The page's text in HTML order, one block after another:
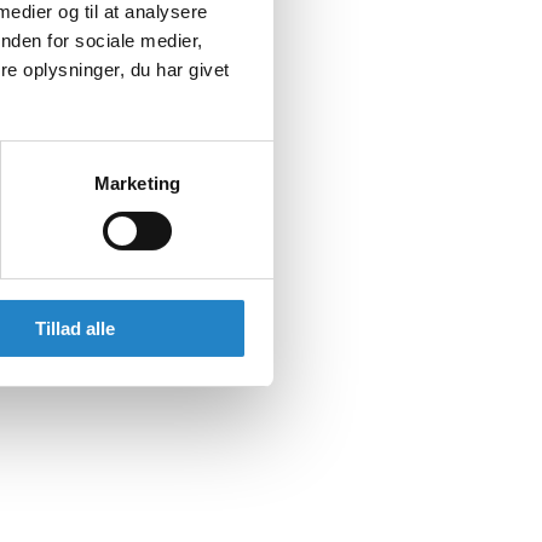
og til at analysere
for sociale medier,
oplysninger, du har givet
Marketing
Tillad alle